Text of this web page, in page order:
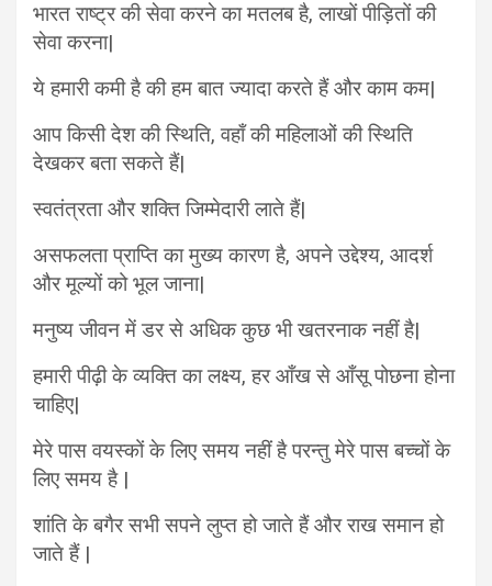
भारत राष्ट्र की सेवा करने का मतलब है, लाखों पीड़ितों की
सेवा करना|
ये हमारी कमी है की हम बात ज्यादा करते हैं और काम कम|
आप किसी देश की स्थिति, वहाँ की महिलाओं की स्थिति
देखकर बता सकते हैं|
स्वतंत्रता और शक्ति जिम्मेदारी लाते हैं|
असफलता प्राप्ति का मुख्य कारण है, अपने उद्देश्य, आदर्श
और मूल्यों को भूल जाना|
मनुष्य जीवन में डर से अधिक कुछ भी खतरनाक नहीं है|
हमारी पीढ़ी के व्यक्ति का लक्ष्य, हर आँख से आँसू पोछना होना
चाहिए|
मेरे पास वयस्कों के लिए समय नहीं है परन्तु मेरे पास बच्चों के
लिए समय है |
शांति के बगैर सभी सपने लुप्त हो जाते हैं और राख समान हो
जाते हैं |